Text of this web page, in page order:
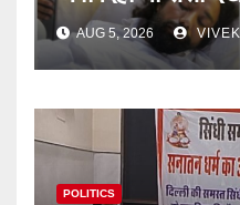
AUG 5, 2026
POLITICS